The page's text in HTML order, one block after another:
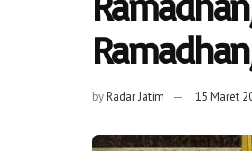
byRadar Jatim 15 Maret